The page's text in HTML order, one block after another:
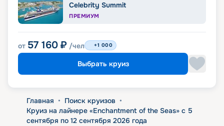
Celebrity Summit
ПРЕМИУМ
от 57 160 ₽ /чел +1 000
Выбрать круиз
Главная • Поиск круизов •
Круиз на лайнере «Enchantment of the Seas» с 5
сентября по 12 сентября 2026 года